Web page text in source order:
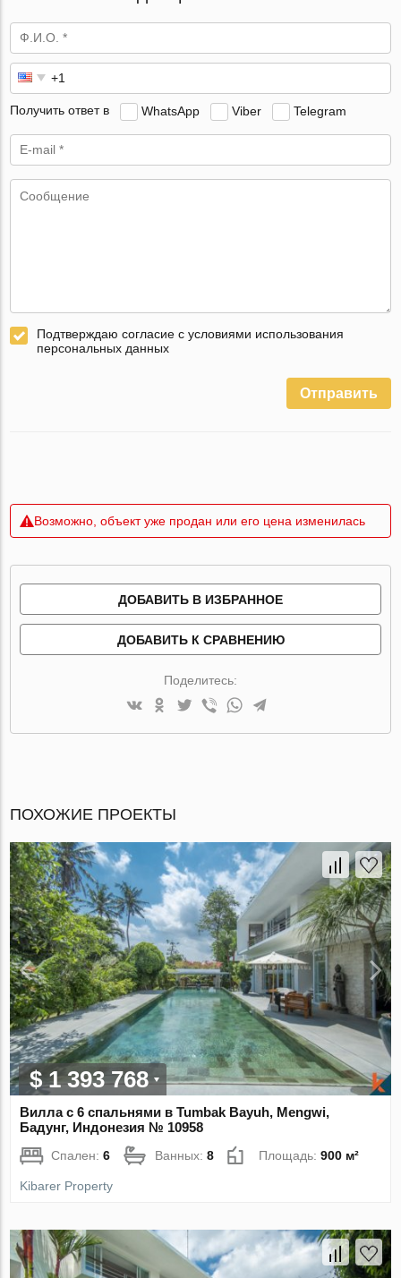
Получить ответ в WhatsApp Viber Telegram
Подтверждаю согласие с условиями использования
персональных данных
Отправить
Возможно, объект уже продан или его цена изменилась
ДОБАВИТЬ В ИЗБРАННОЕ
ДОБАВИТЬ К СРАВНЕНИЮ
Поделитесь:
ПОХОЖИЕ ПРОЕКТЫ
$ 1 393 768
Вилла с 6 спальнями в Tumbak Bayuh, Mengwi,
Бадунг, Индонезия № 10958
Спален:6 Ванных:8 Площадь:900 м²
Kibarer Property